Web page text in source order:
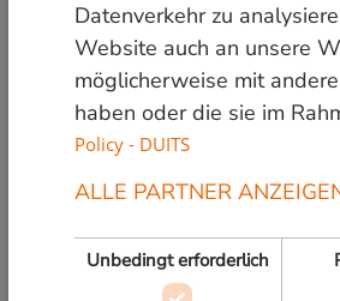
oder
Teile diese Seite
Datenverkehr zu
Website auch an unsere
möglicherweise mit
haben oder die sie im
Policy - DUITS
ALLE PARTNER
Unbedingt erforderlich